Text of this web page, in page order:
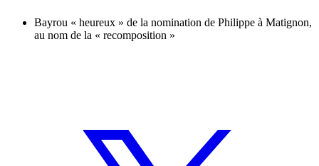
Bayrou « heureux » de la nomination de Philippe à Matignon,
au nom de la « recomposition »